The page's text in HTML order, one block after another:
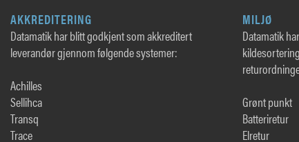
AKKREDITERING
Datamatik har blitt godkjent som akkreditert
leverandør gjennom følgende systemer:
Achilles
Sellihca
Transq
Trace
MILJØ
Datamatik
Grønt punkt
Batteriretur
Elretur